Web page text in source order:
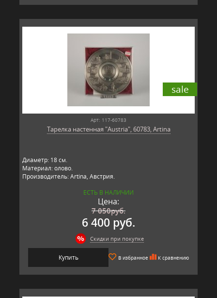
sale
Арт: 117-60783
Тарелка настенная "Austria", 60783, Artina
Диаметр: 18 см.
Материал: олово.
Производитель: Artina, Австрия.
ЕСТЬ В НАЛИЧИИ
Цена:
7 050руб.
6 400 руб.
Скидки при покупке
Купить В избранное К сравнению